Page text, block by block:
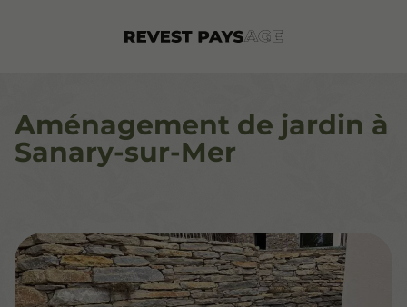
Aménagement de jardin à
Sanary-sur-Mer